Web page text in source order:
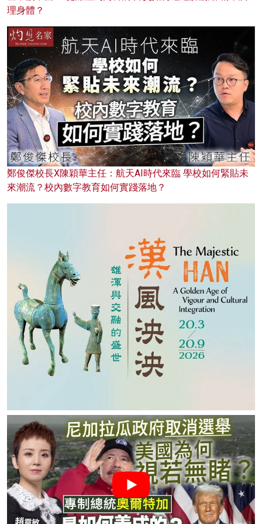
理身體？
鄭俊傑校長X陳穎華主任：航天AI時代來臨 學校如何緊貼未
來潮流？校內數字教育如何實踐落地？